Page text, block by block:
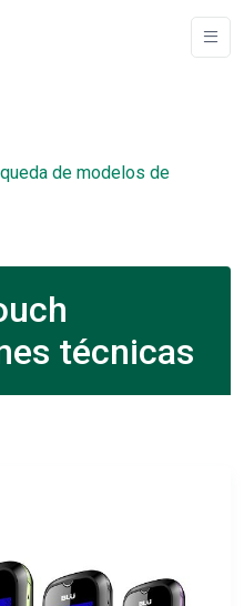
de modelos de
técnicas